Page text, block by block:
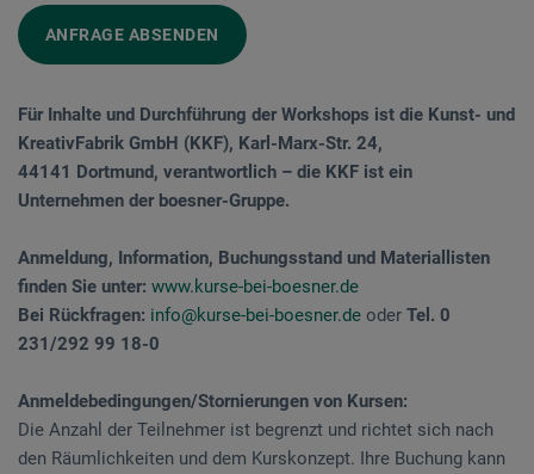
ANFRAGE ABSENDEN
Für Inhalte und Durchführung der Workshops ist die Kunst- und
KreativFabrik GmbH (KKF), Karl-Marx-Str. 24,
44141 Dortmund, verantwortlich – die KKF ist ein
Unternehmen der boesner-Gruppe.
Anmeldung, Information, Buchungsstand und Materiallisten
finden Sie unter: www.kurse-bei-boesner.de
Bei Rückfragen: info@kurse-bei-boesner.de oder Tel. 0
231/292 99 18-0
Anmeldebedingungen/Stornierungen von Kursen:
Die Anzahl der Teilnehmer ist begrenzt und richtet sich nach
den Räumlichkeiten und dem Kurskonzept. Ihre Buchung kann